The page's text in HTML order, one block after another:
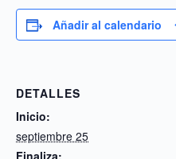
Añadir al calendario
DETALLES
Inicio:
septiembre 25
Finaliza: